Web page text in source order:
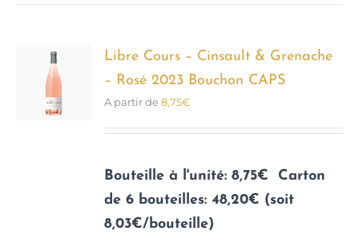
options
peuvent
sur
du
produit
Libre Cours – Cinsault & Grenache
– Rosé 2023 Bouchon CAPS
A partir de8,75€
Bouteille à l'unité: 8,75€
Carton
de 6 bouteilles: 48,20€ (soit
8,03€/bouteille)